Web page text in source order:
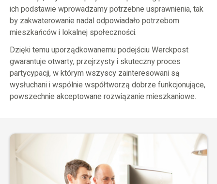
ich podstawie wprowadzamy potrzebne usprawnienia, tak
by zakwaterowanie nadal odpowiadało potrzebom
mieszkańców i lokalnej społeczności.
Dzięki temu uporządkowanemu podejściu Werckpost
gwarantuje otwarty, przejrzysty i skuteczny proces
partycypacji, w którym wszyscy zainteresowani są
wysłuchani i wspólnie współtworzą dobrze funkcjonujące,
powszechnie akceptowane rozwiązanie mieszkaniowe.